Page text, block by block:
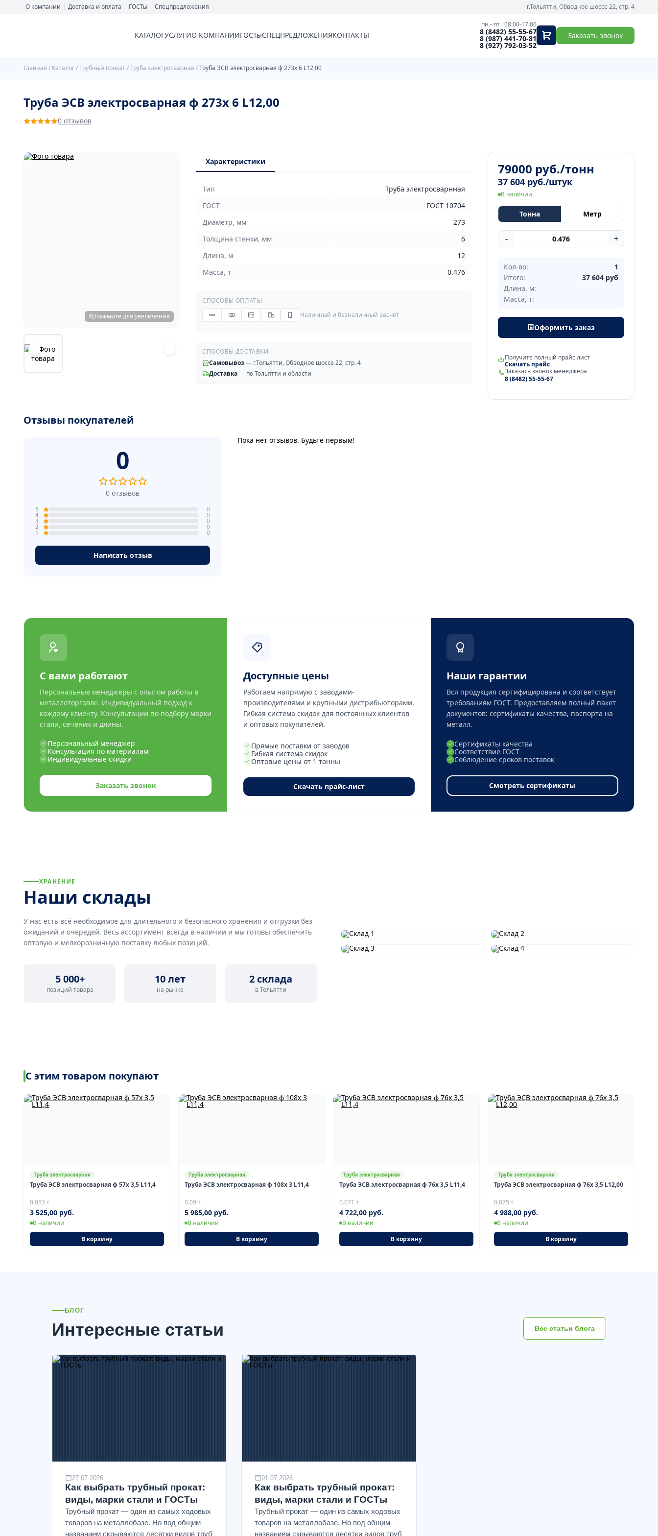
О компании | Доставка и оплата | ГОСТы | Спецпредложения г.Тольятти, Обводное шоссе 22, стр. 4
КАТАЛОГУСЛУГИО КОМПАНИИГОСТыСПЕЦПРЕДЛОЖЕНИЯКОНТАКТЫ
пн - пт : 08:00-17:00
8 (8482) 55-55-67
8 (987) 441-70-81
8 (927) 792-03-52
Заказать звонок
Главная / Каталог/Трубный прокат/Труба электросварная /Труба ЭСВ электросварная ф 273х 6 L12,00
Труба ЭСВ электросварная ф 273х 6 L12,00
0 отзывов
Нажмите для увеличения
Характеристики
Тип
Труба электросварнная
ГОСТ
ГОСТ 10704
Диаметр, мм
273
Толщина стенки, мм
6
Длина, м
12
Масса, т
0.476
СПОСОБЫ ОПЛАТЫ
Наличный и безналичный расчёт
СПОСОБЫ ДОСТАВКИ
Самовывоз— г.Тольятти, Обводное шоссе 22, стр. 4
Доставка— по Тольятти и области
79000 руб./тонн
37 604 руб./штук
В наличии
Тонна Метр
- +
Кол-во:
1
Итого:
37 604 руб
Длина, м:
Масса, т:
Оформить заказ
Получите полный прайс лист
Скачать прайс
Заказать звонок менеджера
8 (8482) 55-55-67
Отзывы покупателей
0
0 отзывов
5 0
4 0
3 0
2 0
1 0
Написать отзыв
Пока нет отзывов. Будьте первым!
С вами работают
Персональные менеджеры с опытом работы в
металлоторговле. Индивидуальный подход к
каждому клиенту. Консультации по подбору марки
стали, сечения и длины.
Персональный менеджер
Консультация по материалам
Индивидуальные скидки
Заказать звонок
Доступные цены
Работаем напрямую с заводами-
производителями и крупными дистрибьюторами.
Гибкая система скидок для постоянных клиентов
и оптовых покупателей.
Прямые поставки от заводов
Гибкая система скидок
Оптовые цены от 1 тонны
Скачать прайс-лист
Наши гарантии
Вся продукция сертифицирована и соответствует
требованиям ГОСТ. Предоставляем полный пакет
документов: сертификаты качества, паспорта на
металл.
Сертификаты качества
Соответствие ГОСТ
Соблюдение сроков поставок
Смотреть сертификаты
ХРАНЕНИЕ
Наши склады
У нас есть всё необходимое для длительного и безопасного хранения и отгрузки без
ожиданий и очередей. Весь ассортимент всегда в наличии и мы готовы обеспечить
оптовую и мелкорозничную поставку любых позиций.
5 000+
позиций товара
10 лет
на рынке
2 склада
в Тольятти
С этим товаром покупают
Труба электросварная
Труба ЭСВ электросварная ф 57х 3,5 L11,4
0.053 т
3 525,00 руб.
В наличии
В корзину
Труба электросварная
Труба ЭСВ электросварная ф 108х 3 L11,4
0.09 т
5 985,00 руб.
В наличии
В корзину
Труба электросварная
Труба ЭСВ электросварная ф 76х 3,5 L11,4
0.071 т
4 722,00 руб.
В наличии
В корзину
Труба электросварная
Труба ЭСВ электросварная ф 76х 3,5 L12,00
0.075 т
4 988,00 руб.
В наличии
В корзину
БЛОГ
Интересные статьи Все статьи блога
27.07.2026
Как выбрать трубный прокат:
виды, марки стали и ГОСТы
Трубный прокат — один из самых ходовых
товаров на металлобазе. Но под общим
названием скрываются десятки видов труб
01.07.2026
Как выбрать трубный прокат:
виды, марки стали и ГОСТы
Трубный прокат — один из самых ходовых
товаров на металлобазе. Но под общим
названием скрываются десятки видов труб